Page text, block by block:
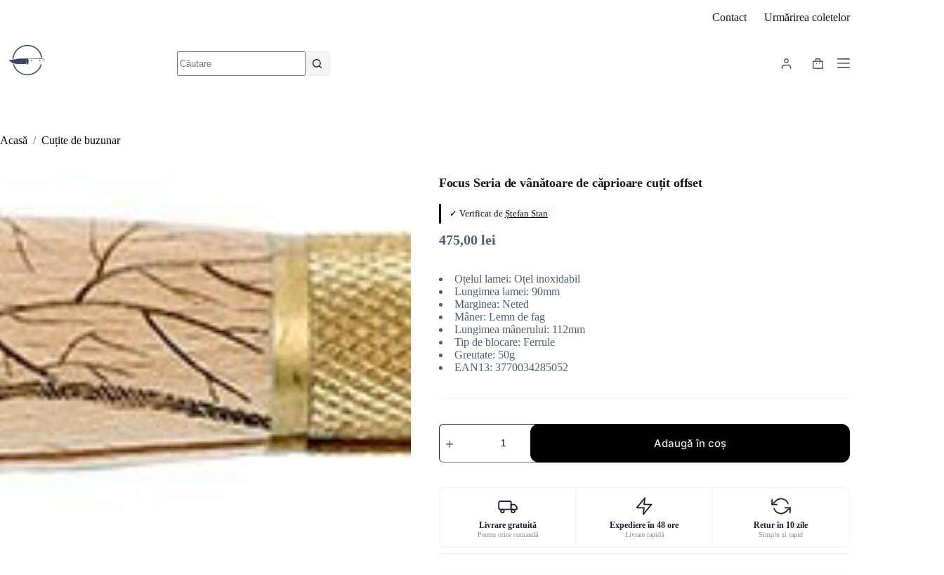
Contact Urmărirea coletelor
rezultat
Coș
Acasă / Cuțite de buzunar
Focus Seria de vânătoare de căprioare cuțit offset
✓ Verificat de Ștefan Stan
475,00 lei
Oțelul lamei: Oțel inoxidabil
Lungimea lamei: 90mm
Marginea: Neted
Mâner: Lemn de fag
Lungimea mânerului: 112mm
Tip de blocare: Ferrule
Greutate: 50g
EAN13: 3770034285052
Cantitate
Focus
de
Adaugă în coș
Livrare gratuită
Pentru orice comandă
Expediere în 48 ore
Livrare rapidă
Retur în 10 zile
Simplu și rapid